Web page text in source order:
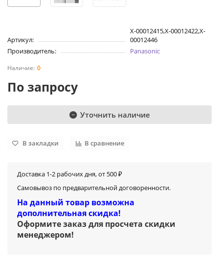
Артикул:
X-00012415,X-00012422,X-
00012446
Производитель:
Panasonic
0
По запросу
Уточнить наличие
В закладки В сравнение
Доставка 1-2 рабочих дня, от 500 ₽
Самовывоз по предварительной договоренности.
На данный товар возможна
дополнительная скидка!
Оформите заказ для просчета скидки
менеджером!